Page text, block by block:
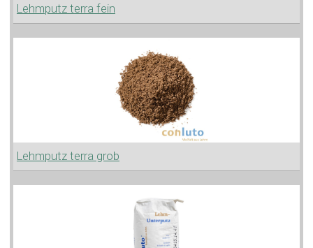
Lehmputz terra fein
Lehmputz terra grob